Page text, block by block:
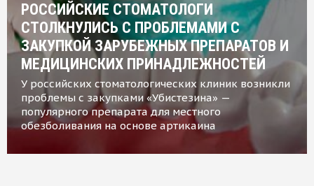
РОССИЙСКИЕ СТОМАТОЛОГИ
СТОЛКНУЛИСЬ С ПРОБЛЕМАМИ С
ЗАКУПКОЙ ЗАРУБЕЖНЫХ ПРЕПАРАТОВ И
МЕДИЦИНСКИХ ПРИНАДЛЕЖНОСТЕЙ
У российских стоматологических клиник возникли
проблемы с закупками «Убистезина» —
популярного препарата для местного
обезболивания на основе артикаина